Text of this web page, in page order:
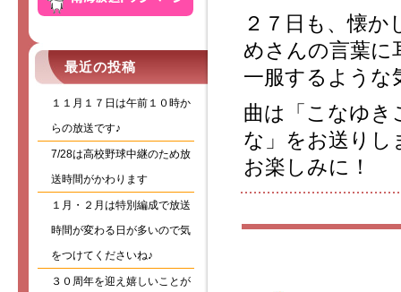
最近の投稿
１１月１７日は午前１０時か
らの放送です♪
7/28は高校野球中継のため放
送時間がかわります
１月・２月は特別編成で放送
時間が変わる日が多いので気
をつけてくださいね♪
３０周年を迎え嬉しいことが
２７日も、懐
めさんの言葉に
一服するような
曲は「こなゆき
な」をお送りし
お楽しみに！